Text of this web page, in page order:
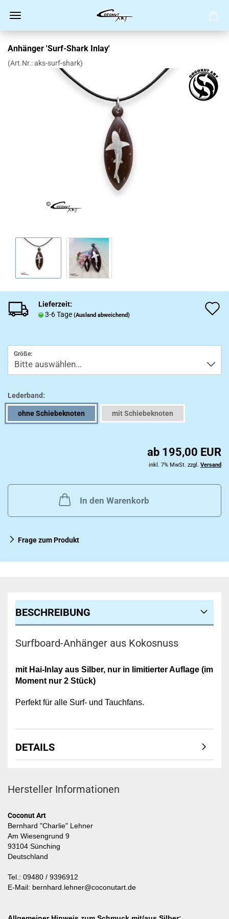
Anhänger 'Surf-Shark Inlay'
(Art.Nr.:aks-surf-shark)
Lieferzeit:
3-6 Tage (Ausland abweichend)
Größe:
Lederband:
ohne Schiebeknoten mit Schiebeknoten
ab 195,00 EUR
inkl. 7% MwSt. zzgl. Versand
In den Warenkorb
Frage zum Produkt
BESCHREIBUNG
Surfboard-Anhänger aus Kokosnuss
mit Hai-Inlay aus Silber, nur in limitierter Auflage (im
Moment nur 2 Stück)
Perfekt für alle Surf- und Tauchfans.
DETAILS
Hersteller Informationen
Coconut Art
Bernhard "Charlie" Lehner
Am Wiesengrund 9
93104 Sünching
Deutschland
Tel.: 09480 / 9396912
E-Mail: bernhard.lehner@coconutart.de